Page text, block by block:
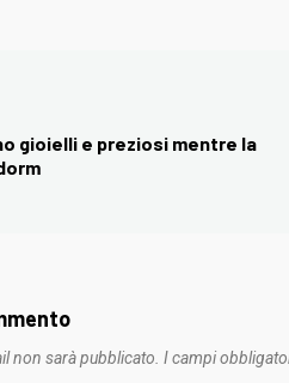
gioielli e preziosi mentre la
non sarà pubblicato. I campi